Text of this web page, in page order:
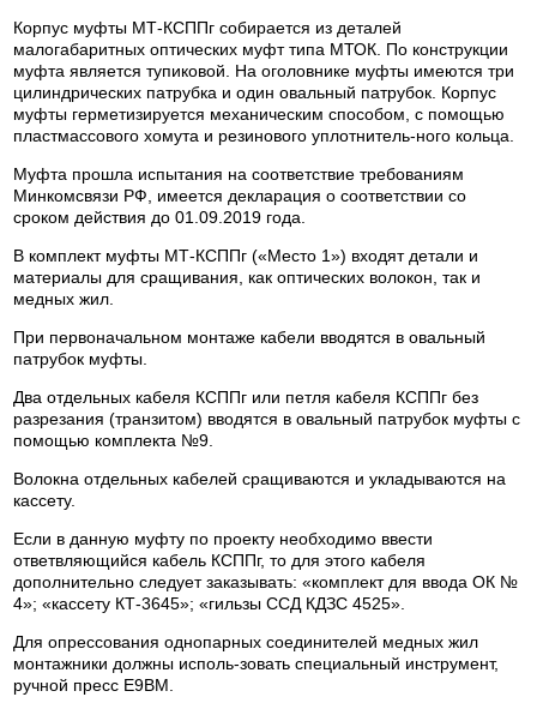
Корпус муфты МТ-КСППг собирается из деталей
малогабаритных оптических муфт типа МТОК. По конструкции
муфта является тупиковой. На оголовнике муфты имеются три
цилиндрических патрубка и один овальный патрубок. Корпус
муфты герметизируется механическим способом, с помощью
пластмассового хомута и резинового уплотнитель-ного кольца.
Муфта прошла испытания на соответствие требованиям
Минкомсвязи РФ, имеется декларация о соответствии со
сроком действия до 01.09.2019 года.
В комплект муфты МТ-КСППг («Место 1») входят детали и
материалы для сращивания, как оптических волокон, так и
медных жил.
При первоначальном монтаже кабели вводятся в овальный
патрубок муфты.
Два отдельных кабеля КСППг или петля кабеля КСППг без
разрезания (транзитом) вводятся в овальный патрубок муфты с
помощью комплекта №9.
Волокна отдельных кабелей сращиваются и укладываются на
кассету.
Если в данную муфту по проекту необходимо ввести
ответвляющийся кабель КСППг, то для этого кабеля
дополнительно следует заказывать: «комплект для ввода ОК №
4»; «кассету КТ-3645»; «гильзы ССД КДЗС 4525».
Для опрессования однопарных соединителей медных жил
монтажники должны исполь-зовать специальный инструмент,
ручной пресс Е9ВМ.